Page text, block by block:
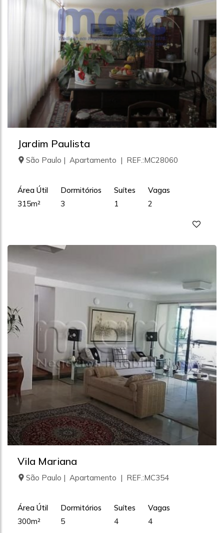
Jardim Paulista
São Paulo | Apartamento | REF.:MC28060
Área Útil
315m²
Dormitórios
3
Suítes
1
Vagas
2
Vila Mariana
São Paulo | Apartamento | REF.:MC354
Área Útil
300m²
Dormitórios
5
Suítes
4
Vagas
4